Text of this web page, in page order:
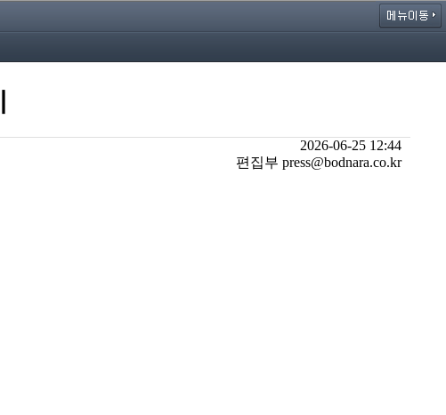
2026-06-25 12:44
편집부 press@bodnara.co.kr